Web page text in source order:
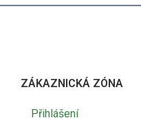
ZÁKAZNICKÁ ZÓNA
Přihlášení